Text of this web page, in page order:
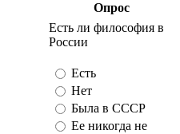
Опрос
Есть ли философия в
России
Есть
Нет
Была в СССР
Ее никогда не